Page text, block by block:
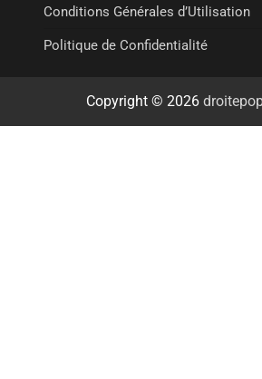
Conditions Générales d’Utilisation
Politique de Confidentialité
Copyright © 2026